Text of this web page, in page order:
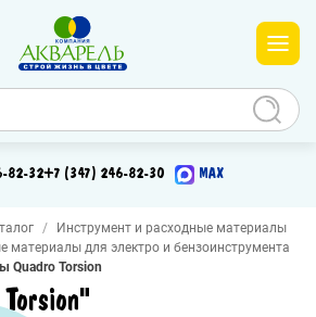
82-32+7 (347) 246-82-30 MAX
Инструмент и расходные материалы
материалы для электро и бензоинструмента
Quadro Torsion